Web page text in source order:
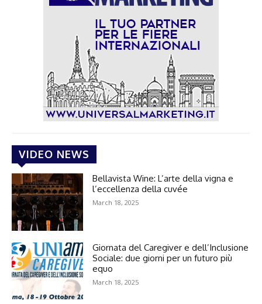
VIDEO NEWS
Bellavista Wine: L’arte della vigna e
l’eccellenza della cuvée
March 18, 2025
Giornata del Caregiver e dell’Inclusione
Sociale: due giorni per un futuro più
equo
March 18, 2025